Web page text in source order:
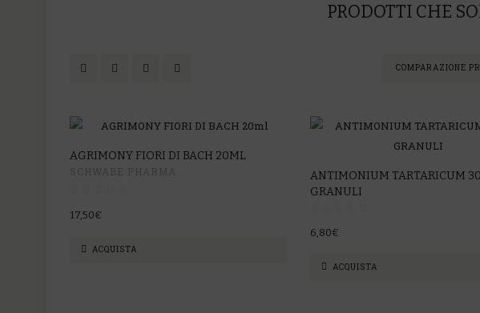
PRODOTTI CHE
COMPARAZIONE
AGRIMONY FIORI DI BACH 20ML
17,50€
ACQUISTA
ANTIMONIUM TARTARICUM
GRANULI
6,80€
ACQUISTA